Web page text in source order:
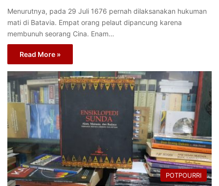
Menurutnya, pada 29 Juli 1676 pernah dilaksanakan hukuman
mati di Batavia. Empat orang pelaut dipancung karena
membunuh seorang Cina. Enam…
Read More »
POTPOURRI